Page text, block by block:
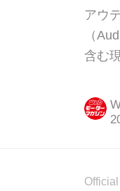
ル】
アウ
（
含む